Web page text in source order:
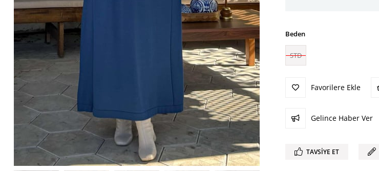
Beden
STD
Favorilere Ekle
Gelince Haber Ver
TAVSIYE ET